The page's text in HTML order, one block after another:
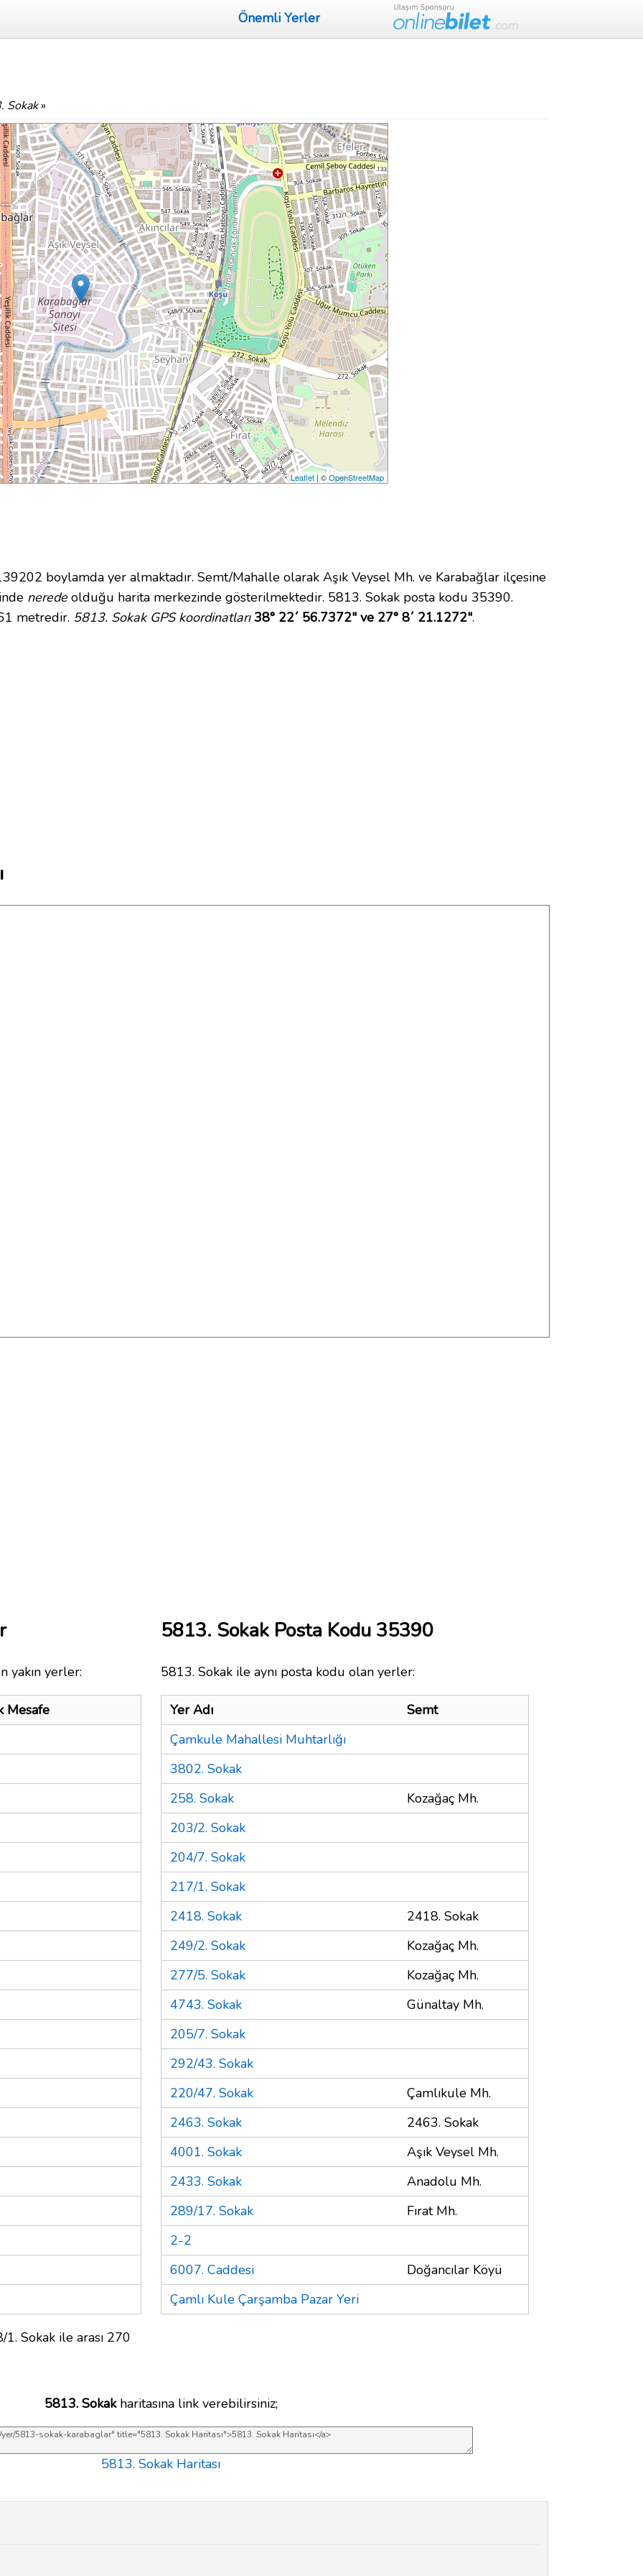
Önemli Yerler
Sokak»
Leaflet | ©OpenStreetMap
boylamda yer almaktadır. Semt/Mahalle olarak Aşık Veysel Mh. ve Karabağlar ilçesine
neredeolduğu harita merkezinde gösterilmektedir. 5813. Sokak posta kodu 35390.
metredir. 5813. Sokak GPS koordinatları 38° 22´ 56.7372" ve 27° 8´ 21.1272".
yakın yerler:
Mesafe
Sokak ile arası 270
5813. Sokak Posta Kodu 35390
5813. Sokak ile aynı posta kodu olan yerler:
Yer Adı
Semt
Çamkule Mahallesi Muhtarlığı
3802. Sokak
258. Sokak
Kozağaç Mh.
203/2. Sokak
204/7. Sokak
217/1. Sokak
2418. Sokak
2418. Sokak
249/2. Sokak
Kozağaç Mh.
277/5. Sokak
Kozağaç Mh.
4743. Sokak
Günaltay Mh.
205/7. Sokak
292/43. Sokak
220/47. Sokak
Çamlıkule Mh.
2463. Sokak
2463. Sokak
4001. Sokak
Aşık Veysel Mh.
2433. Sokak
Anadolu Mh.
289/17. Sokak
Fırat Mh.
2-2
6007. Caddesi
Doğancılar Köyü
Çamlı Kule Çarşamba Pazar Yeri
5813. Sokakharitasına link verebilirsiniz;
5813. Sokak Haritası